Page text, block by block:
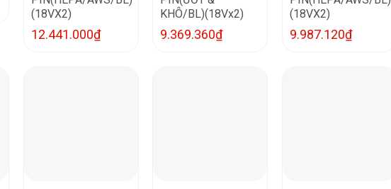
(18VX2)
12.441.000₫
KHÔ/BL)(18Vx2)
9.369.360₫
(18VX2)
9.987.120₫